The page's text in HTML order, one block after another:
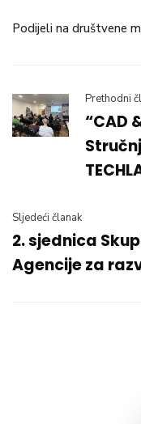
Podijeli na društvene
Prethodni
“CAD
Sljedeći članak
2. sjednica
Agencije za